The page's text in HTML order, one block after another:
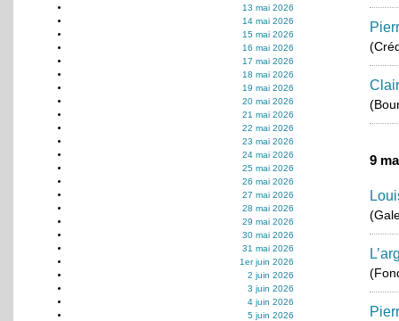
13 mai 2026
14 mai 2026
15 mai 2026
16 mai 2026
17 mai 2026
18 mai 2026
19 mai 2026
20 mai 2026
21 mai 2026
22 mai 2026
23 mai 2026
24 mai 2026
25 mai 2026
26 mai 2026
27 mai 2026
28 mai 2026
29 mai 2026
30 mai 2026
31 mai 2026
1er juin 2026
2 juin 2026
3 juin 2026
4 juin 2026
5 juin 2026
9